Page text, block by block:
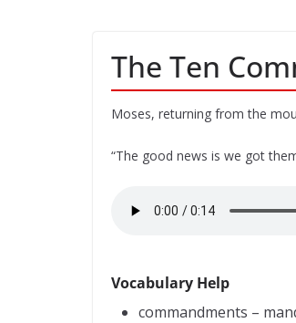
The Ten
Moses, returning from the
“The good news is we got
Vocabulary Help
commandments –